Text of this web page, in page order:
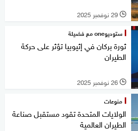
l 29 نوفمبر 2025
ستوديوone مع فضيلة
ثورة بركان في إثيوبيا تؤثر على حركة
الطيران
l 26 نوفمبر 2025
منوعات
الولايات المتحدة تقود مستقبل صناعة
الطيران العالمية